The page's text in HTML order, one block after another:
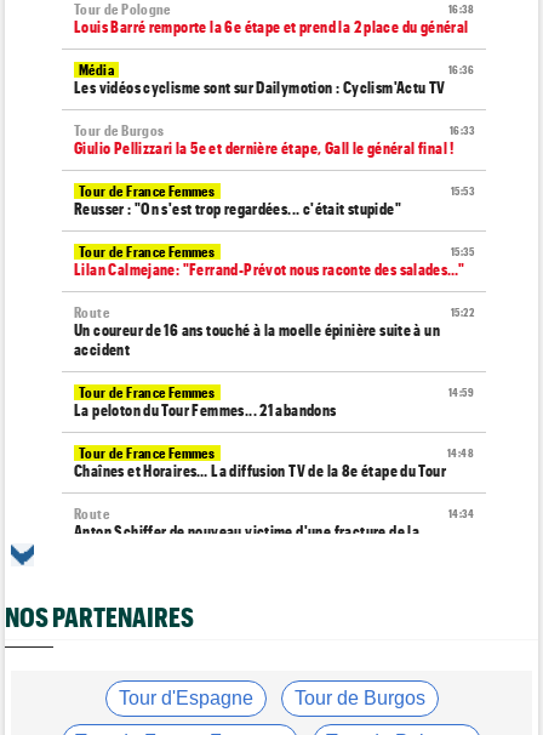
16:38
Tour de Pologne
Louis Barré remporte la 6e étape et prend la 2 place du général
16:36
Média
Les vidéos cyclisme sont sur Dailymotion : Cyclism'Actu TV
16:33
Tour de Burgos
Giulio Pellizzari la 5e et dernière étape, Gall le général final !
15:53
Tour de France Femmes
Reusser : "On s'est trop regardées... c'était stupide"
15:35
Tour de France Femmes
Lilan Calmejane: "Ferrand-Prévot nous raconte des salades…"
15:22
Route
Un coureur de 16 ans touché à la moelle épinière suite à un
accident
14:59
Tour de France Femmes
La peloton du Tour Femmes... 21 abandons
14:48
Tour de France Femmes
Chaînes et Horaires… La diffusion TV de la 8e étape du Tour
14:34
Route
Anton Schiffer de nouveau victime d'une fracture de la
Pauline Ferrand-Prévot quitte le Tour par la petite porte
Tour de France Femmes
NOS PARTENAIRES
Tour d'Espagne Tour de Burgos